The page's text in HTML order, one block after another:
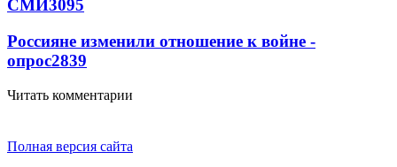
СМИ3095
Россияне изменили отношение к войне -
опрос2839
Читать комментарии
Полная версия сайта